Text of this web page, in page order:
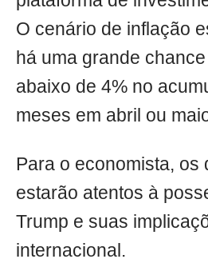
O cenário de inflação
há uma grande
abaixo de 4% no
meses em abril ou
Para o economista, os
estarão atentos à
Trump e suas
internacional.